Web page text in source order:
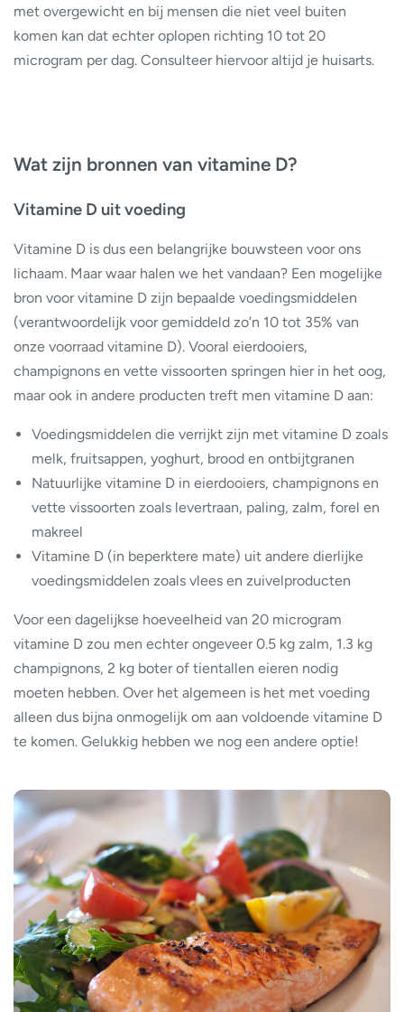
met overgewicht en bij mensen die niet veel buiten
komen kan dat echter oplopen richting 10 tot 20
microgram per dag. Consulteer hiervoor altijd je huisarts.
Wat zijn bronnen van vitamine D?
Vitamine D uit voeding
Vitamine D is dus een belangrijke bouwsteen voor ons
lichaam. Maar waar halen we het vandaan? Een mogelijke
bron voor vitamine D zijn bepaalde voedingsmiddelen
(verantwoordelijk voor gemiddeld zo’n 10 tot 35% van
onze voorraad vitamine D). Vooral eierdooiers,
champignons en vette vissoorten springen hier in het oog,
maar ook in andere producten treft men vitamine D aan:
Voedingsmiddelen die verrijkt zijn met vitamine D zoals
melk, fruitsappen, yoghurt, brood en ontbijtgranen
Natuurlijke vitamine D in eierdooiers, champignons en
vette vissoorten zoals levertraan, paling, zalm, forel en
makreel
Vitamine D (in beperktere mate) uit andere dierlijke
voedingsmiddelen zoals vlees en zuivelproducten
Voor een dagelijkse hoeveelheid van 20 microgram
vitamine D zou men echter ongeveer 0.5 kg zalm, 1.3 kg
champignons, 2 kg boter of tientallen eieren nodig
moeten hebben. Over het algemeen is het met voeding
alleen dus bijna onmogelijk om aan voldoende vitamine D
te komen. Gelukkig hebben we nog een andere optie!